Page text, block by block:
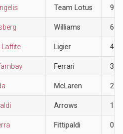
Team Lotus 9
Williams 6
Ligier 4
Ferrari 3
McLaren 2
Arrows 1
Fittipaldi 0